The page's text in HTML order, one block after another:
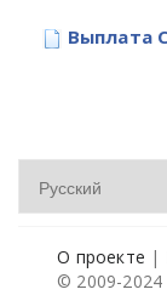
Выплата
О проекте |
© 2009-